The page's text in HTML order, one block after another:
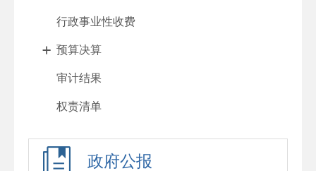
行政事业性收费
预算决算
审计结果
权责清单
处罚强制政府公报